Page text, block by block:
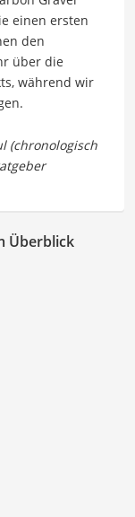
einen ersten
den
über die
während wir
Überblick